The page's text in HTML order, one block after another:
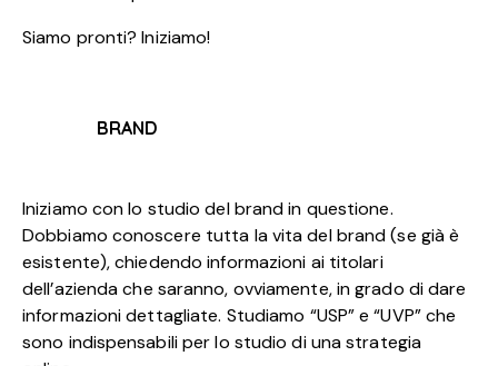
Siamo pronti? Iniziamo!
BRAND
Iniziamo con lo studio del brand in questione.
Dobbiamo conoscere tutta la vita del brand (se già è
esistente), chiedendo informazioni ai titolari
dell’azienda che saranno, ovviamente, in grado di dare
informazioni dettagliate. Studiamo “USP” e “UVP” che
sono indispensabili per lo studio di una strategia